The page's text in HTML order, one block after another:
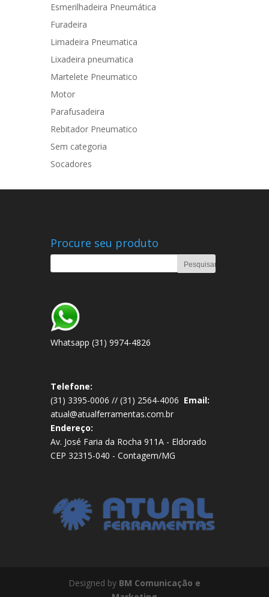
Esmerilhadeira Pneumática
Furadeira
Limadeira Pneumatica
Lixadeira pneumatica
Martelete Pneumatico
Motor
Parafusadeira
Rebitador Pneumatico
Sem categoria
Socadores
Procure seu produto
Whatsapp (31) 9974-4826
Telefone:
(31) 3395-0006 // (31) 2564-4006 Email:
atual@atualferramentas.com.br
Endereço:
Av. José Faria da Rocha 911A - Eldorado
CEP 32315-040 - Contagem/MG
Designed by BM Comunicação e